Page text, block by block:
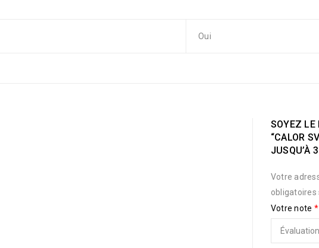
Oui
SOYEZ LE
“CALOR
JUSQU’À
Votre
obligatoires
Votre note *